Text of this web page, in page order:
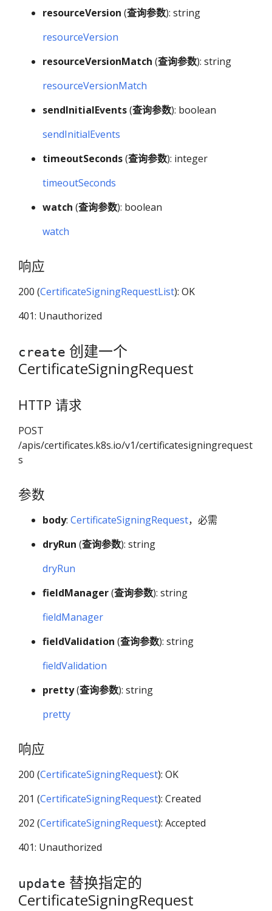
resourceVersion (查询参数): string
resourceVersion
resourceVersionMatch (查询参数): string
resourceVersionMatch
sendInitialEvents(查询参数): boolean
sendInitialEvents
timeoutSeconds(查询参数): integer
timeoutSeconds
watch (查询参数): boolean
watch
响应
200 (CertificateSigningRequestList): OK
401: Unauthorized
create 创建一个
CertificateSigningRequest
HTTP 请求
POST
/apis/certificates.k8s.io/v1/certificatesigningrequest
s
参数
body: CertificateSigningRequest，必需
dryRun (查询参数): string
dryRun
fieldManager(查询参数): string
fieldManager
fieldValidation (查询参数): string
fieldValidation
pretty(查询参数): string
pretty
响应
200 (CertificateSigningRequest): OK
201 (CertificateSigningRequest): Created
202 (CertificateSigningRequest): Accepted
401: Unauthorized
update 替换指定的
CertificateSigningRequest